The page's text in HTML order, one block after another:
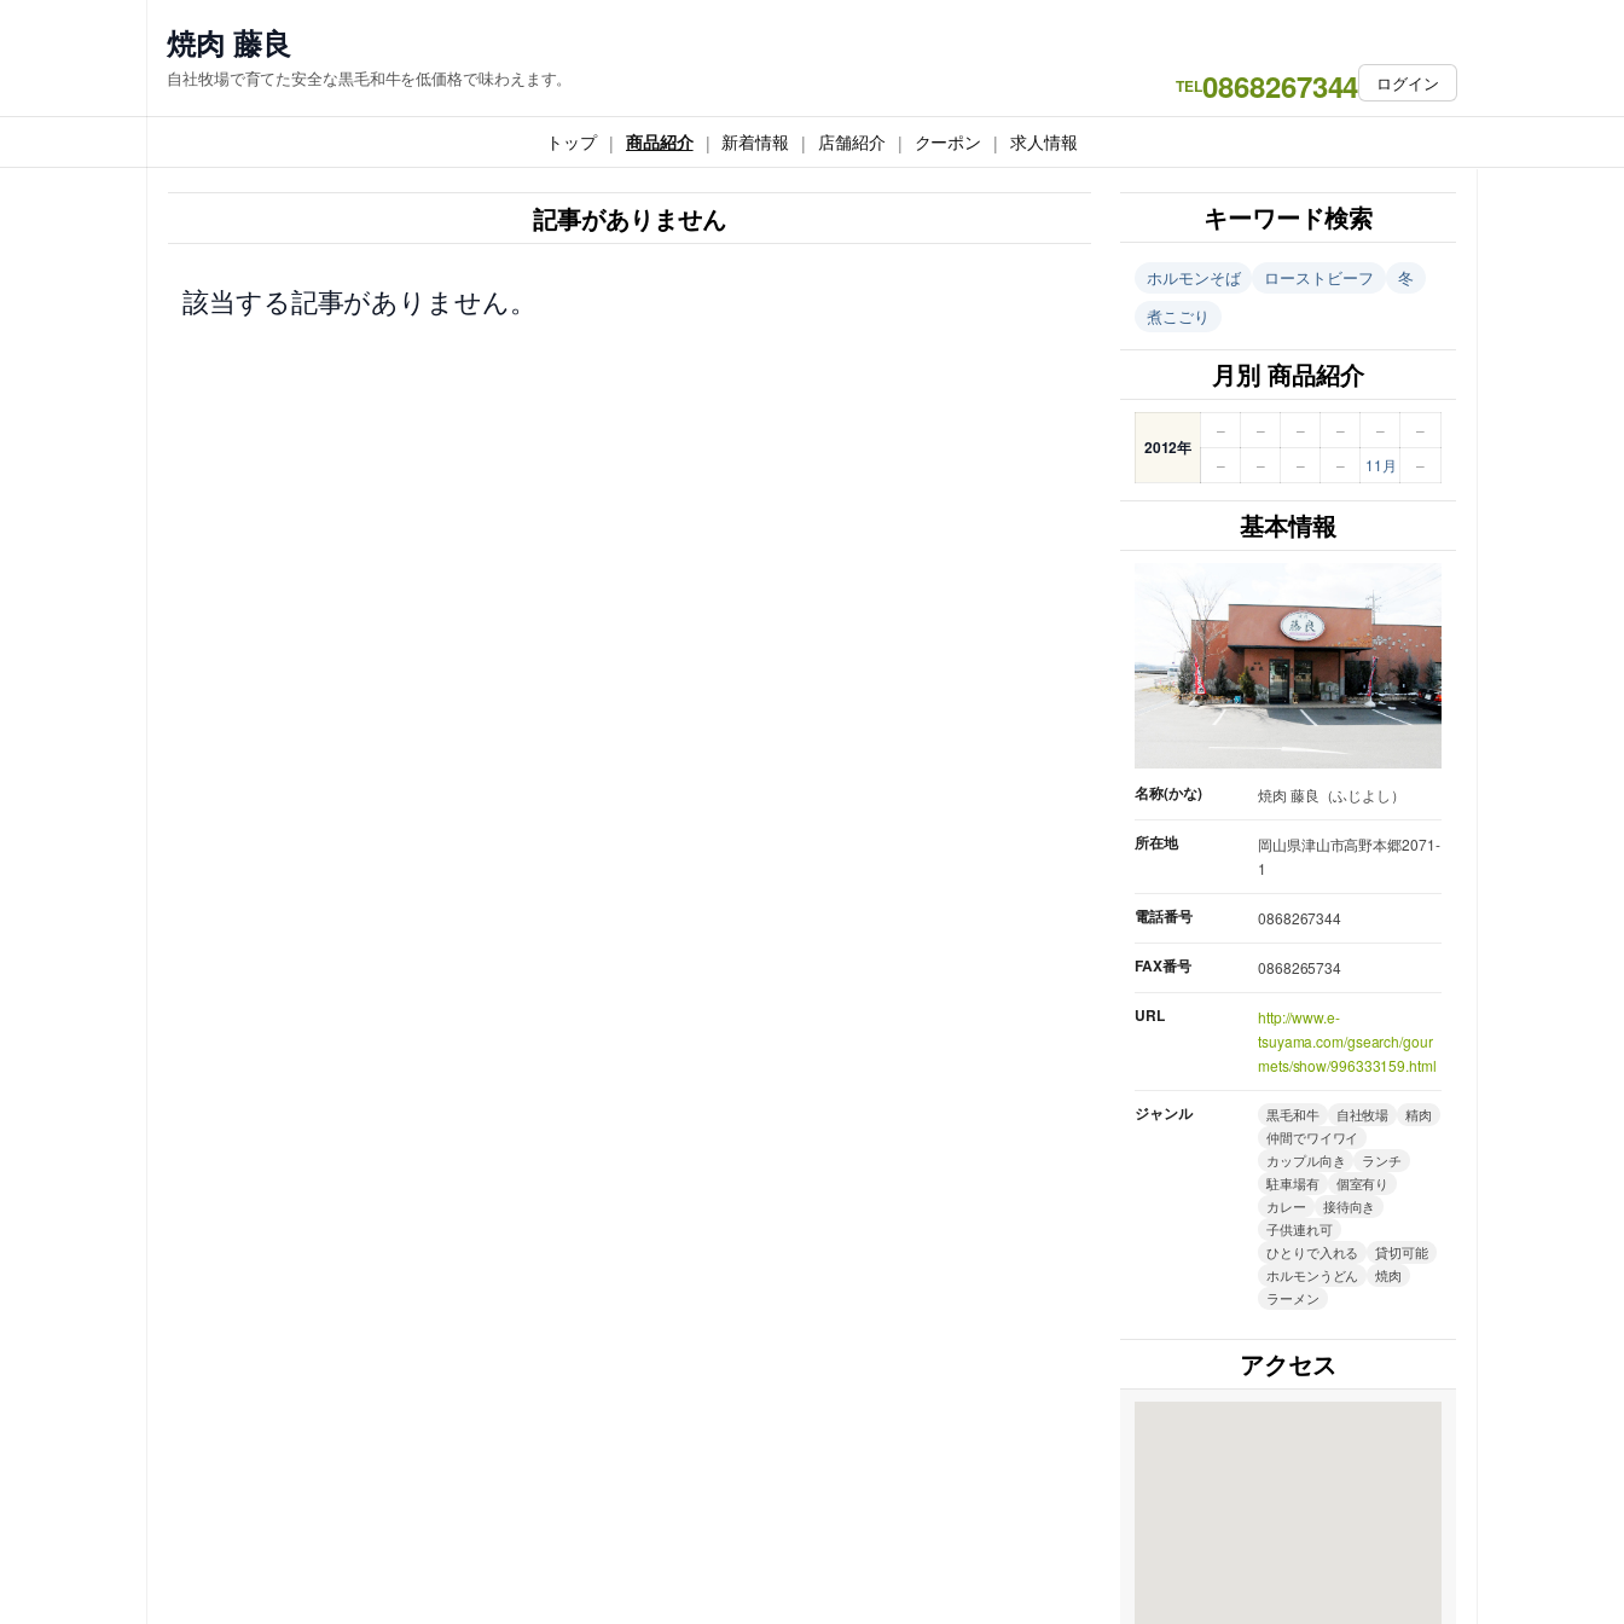
ス
キ
焼肉 藤良
自社牧場で育てた安全な黒毛和牛を低価格で味わえます。 TEL0868267344 ログイン
トップ 商品紹介 新着情報 店舗紹介 クーポン 求人情報
記事がありません
該当する記事がありません。
キーワード検索
ホルモンそば ローストビーフ
冬
煮こごり
月別 商品紹介
2012年
– – – – –
–
–
– – – 11月 –
基本情報
名称(かな) 焼肉 藤良（ふじよし）
所在地
岡山県津山市高野本郷2071-
1
電話番号 0868267344
FAX番号 0868265734
URL
http://www.e-
tsuyama.com/gsearch/gour
mets/show/996333159.html
ジャンル 黒毛和牛 自社牧場
精肉
仲間でワイワイ
カップル向き
ランチ
駐車場有
個室有り
カレー
接待向き
子供連れ可
ひとりで入れる
貸切可能
ホルモンうどん
焼肉
ラーメン
アクセス